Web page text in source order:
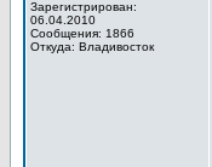
Зарегистрирован:
06.04.2010
Сообщения: 1866
Откуда: Владивосток